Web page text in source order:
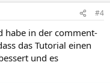
#4
habe in der comment-
das Tutorial einen
und es